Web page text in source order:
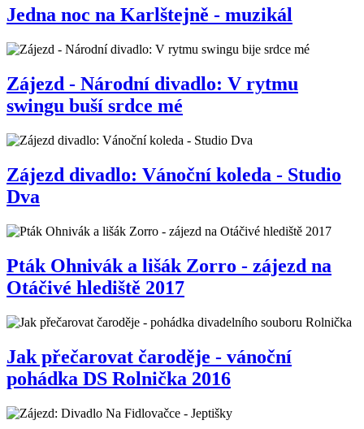
Jedna noc na Karlštejně - muzikál
Zájezd - Národní divadlo: V rytmu
swingu buší srdce mé
Zájezd divadlo: Vánoční koleda - Studio
Dva
Pták Ohnivák a lišák Zorro - zájezd na
Otáčivé hlediště 2017
Jak přečarovat čaroděje - vánoční
pohádka DS Rolnička 2016